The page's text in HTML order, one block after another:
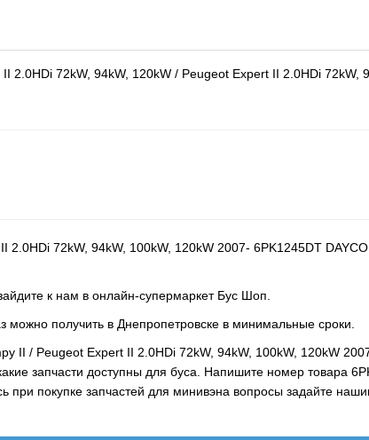
2.0HDi 72kW, 94kW, 120kW / Peugeot Expert II 2.0HDi 72kW,
72kW, 94kW, 100kW, 120kW 2007- 6PK1245DT
к нам в онлайн-супермаркет Бус Шоп.
получить в Днепропетровске в минимальные сроки.
II / Peugeot Expert II 2.0HDi 72kW, 94kW, 100kW, 120kW
запчасти доступны для буса. Напишите номер товара
при покупке запчастей для минивэна вопросы задайте